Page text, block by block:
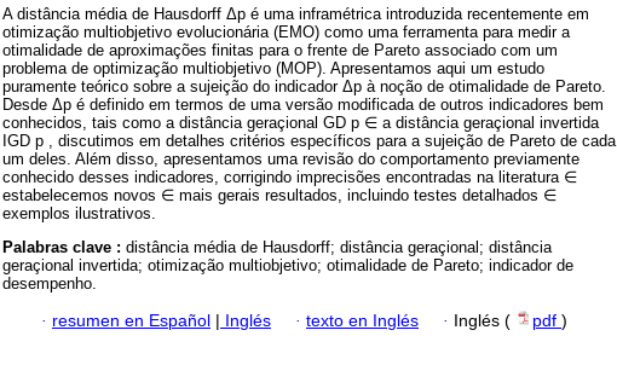
A distância média de Hausdorff Δp é uma inframétrica introduzida recentemente em
otimização multiobjetivo evolucionária (EMO) como uma ferramenta para medir a
otimalidade de aproximações finitas para o frente de Pareto associado com um
problema de optimização multiobjetivo (MOP). Apresentamos aqui um estudo
puramente teórico sobre a sujeição do indicador Δp à noção de otimalidade de Pareto.
Desde Δp é definido em termos de uma versão modificada de outros indicadores bem
conhecidos, tais como a distância geraçional GD p ∈ a distância geraçional invertida
IGD p , discutimos em detalhes critérios específicos para a sujeição de Pareto de cada
um deles. Além disso, apresentamos uma revisão do comportamento previamente
conhecido desses indicadores, corrigindo imprecisões encontradas na literatura ∈
estabelecemos novos ∈ mais gerais resultados, incluindo testes detalhados ∈
exemplos ilustrativos.
Palabras clave : distância média de Hausdorff; distância geraçional; distância
geraçional invertida; otimização multiobjetivo; otimalidade de Pareto; indicador de
desempenho.
· resumen en Español | Inglés · texto en Inglés · Inglés ( pdf )